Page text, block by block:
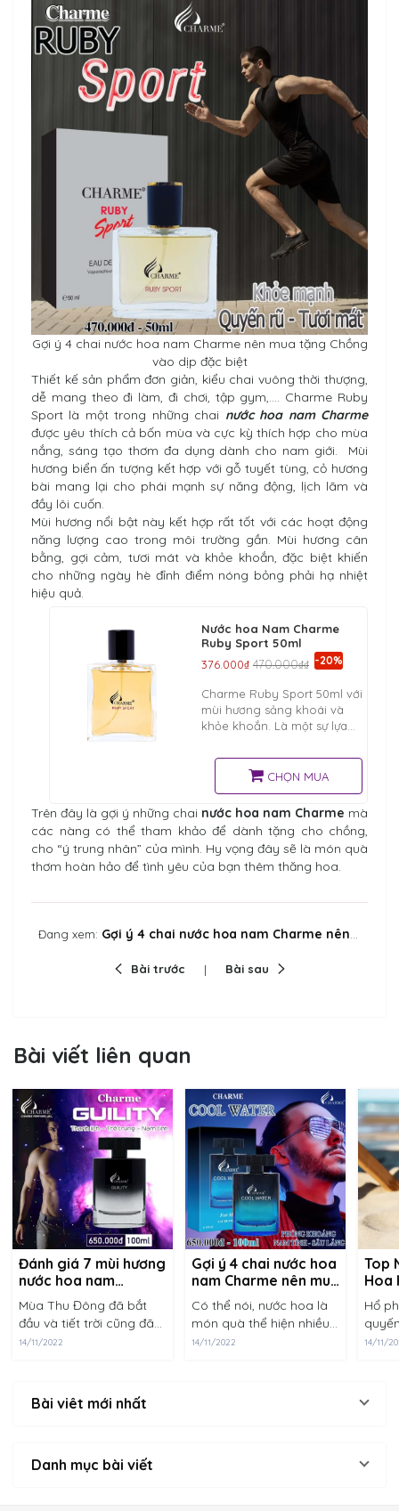
Gợi ý 4 chai nước hoa nam Charme nên mua tặng Chồng
vào dịp đặc biệt
Thiết kế sản phẩm đơn giản, kiểu chai vuông thời thượng,
dễ mang theo đi làm, đi chơi, tập gym,…. Charme Ruby
Sport là một trong những chai nước hoa nam Charme
được yêu thích cả bốn mùa và cực kỳ thích hợp cho mùa
nắng, sáng tạo thơm đa dụng dành cho nam giới. Mùi
hương biển ấn tượng kết hợp với gỗ tuyết tùng, cỏ hương
bài mang lại cho phái mạnh sự năng động, lịch lãm và
đầy lôi cuốn.
Mùi hương nổi bật này kết hợp rất tốt với các hoạt động
năng lượng cao trong môi trường gần. Mùi hương cân
bằng, gợi cảm, tươi mát và khỏe khoắn, đặc biệt khiến
cho những ngày hè đỉnh điểm nóng bỏng phải hạ nhiệt
hiệu quả.
Nước hoa Nam Charme
Ruby Sport 50ml
376.000₫ 470.000₫₫ -20%
Charme Ruby Sport 50ml với
mùi hương sảng khoái và
khỏe khoắn. Là một sự lựa
cho những bạn thích chinh
phục thử thách, thể thao
CHỌN MUA
Trên đây là gợi ý những chai nước hoa nam Charme mà
các nàng có thể tham khảo để dành tặng cho chồng,
cho “ý trung nhân” của mình. Hy vọng đây sẽ là món quà
thơm hoàn hảo để tình yêu của bạn thêm thăng hoa.
Đang xem: Gợi ý 4 chai nước hoa nam Charme nên mua tặng Chồng vào dịp đặc biệt
Bài trước Bài sau
Bài viết liên quan
Đánh giá 7 mùi hương
nước hoa nam
Charme nên dùng
mùa Thu – Đông
Mùa Thu Đông đã bắt
đầu và tiết trời cũng đã
thay đổi, bạn đã chuẩn bị
hình ảnh của mình chưa
nào các chàng......
14/11/2022
Gợi ý 4 chai nước hoa
nam Charme nên mua
tặng Chồng vào dịp
đặc biệt
Có thể nói, nước hoa là
món quà thể hiện nhiều
tầng ý nghĩa. Nếu bạn
14/11/2022
Top
Hoa
Hổ
14/11/
Bài viêt mới nhất
Danh mục bài viết